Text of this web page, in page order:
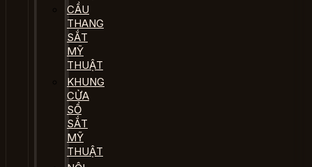
CẦU
THANG
SẮT
MỸ
THUẬT
KHUNG
CỬA
SỔ
SẮT
MỸ
THUẬT